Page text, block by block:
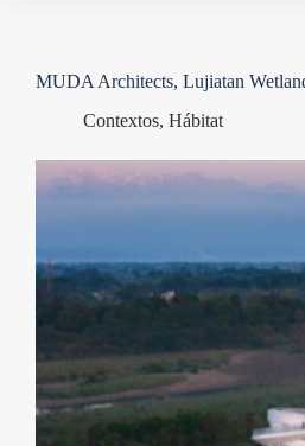
MUDA Architects, Lujiatan
Contextos, Hábitat